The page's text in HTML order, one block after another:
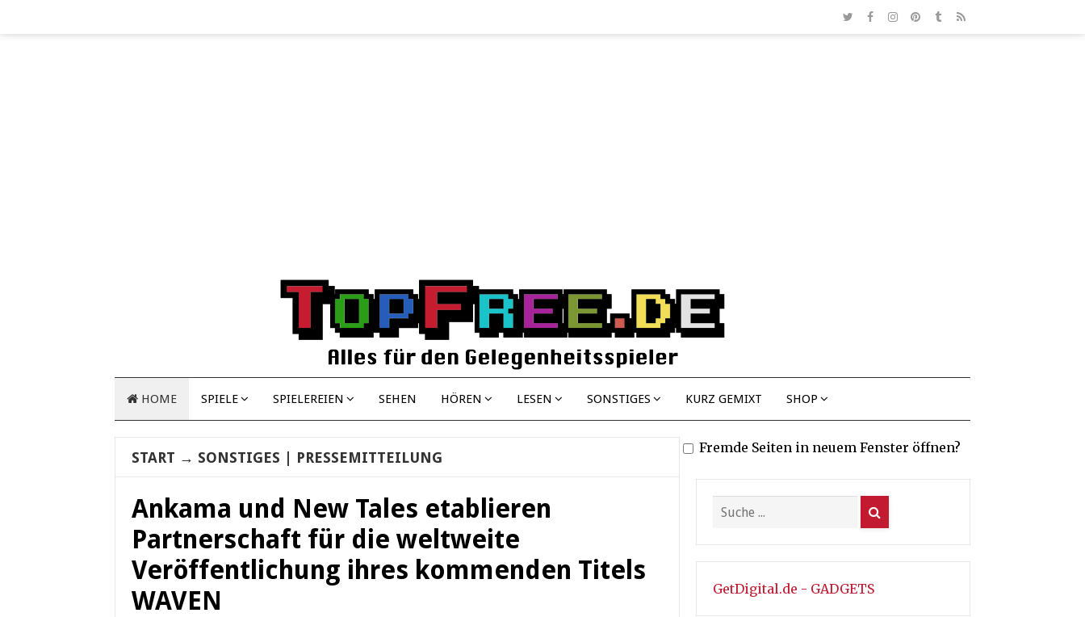
HOME SPIELE SPIELEREIEN SEHEN HÖREN LESEN SONSTIGES KURZ GEMIXT SHOP
START → SONSTIGES | PRESSEMITTEILUNG
Ankama und New Tales etablieren
Partnerschaft für die weltweite
Veröffentlichung ihres kommenden Titels
WAVEN
Fremde Seiten in neuem Fenster öffnen?
GetDigital.de - GADGETS